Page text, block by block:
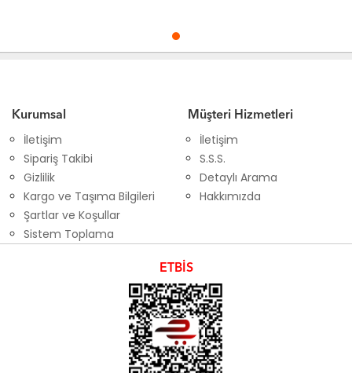
Kurumsal
İletişim
Sipariş Takibi
Gizlilik
Kargo ve Taşıma Bilgileri
Şartlar ve Koşullar
Sistem Toplama
Müşteri Hizmetleri
İletişim
S.S.S.
Detaylı Arama
Hakkımızda
ETBİS